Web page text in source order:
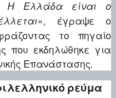
Η Ελλάδα είναι ο
», έγραψε ο
το πηγαίο
που εκδηλώθηκε για
Επανάστασης.
ρεύμα